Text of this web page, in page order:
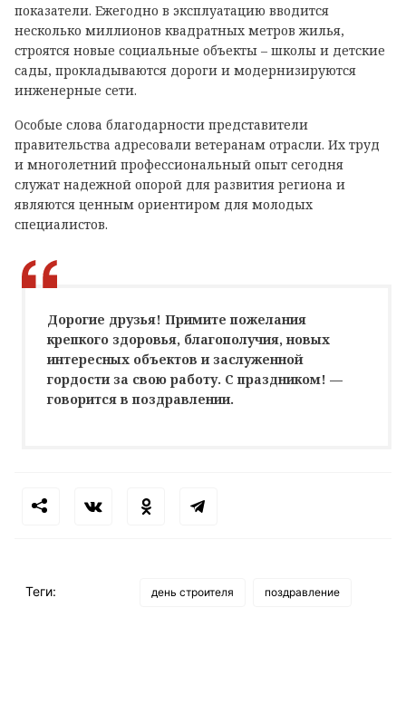
показатели. Ежегодно в эксплуатацию вводится
несколько миллионов квадратных метров жилья,
строятся новые социальные объекты – школы и детские
сады, прокладываются дороги и модернизируются
инженерные сети.
Особые слова благодарности представители
правительства адресовали ветеранам отрасли. Их труд
и многолетний профессиональный опыт сегодня
служат надежной опорой для развития региона и
являются ценным ориентиром для молодых
специалистов.
Дорогие друзья! Примите пожелания
крепкого здоровья, благополучия, новых
интересных объектов и заслуженной
гордости за свою работу. С праздником! —
говорится в поздравлении.
Теги: день строителя поздравление